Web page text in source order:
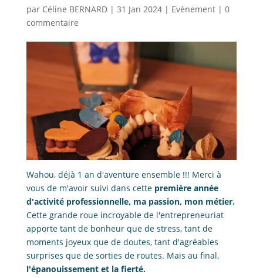
par Céline BERNARD| 31 Jan 2024| Evènement| 0
commentaire
Wahou, déjà 1 an d'aventure ensemble !!! Merci à
vous de m'avoir suivi dans cette première année
d'activité professionnelle, ma passion, mon métier.
Cette grande roue incroyable de l'entrepreneuriat
apporte tant de bonheur que de stress, tant de
moments joyeux que de doutes, tant d'agréables
surprises que de sorties de routes. Mais au final,
l'épanouissement et la fierté.